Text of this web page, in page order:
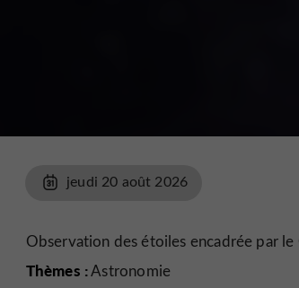
jeudi 20 août 2026
Observation des étoiles encadrée par
Thèmes :Astronomie